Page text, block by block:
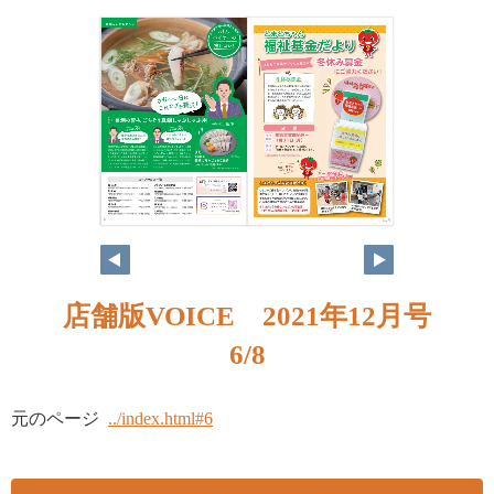
6 7
店舗版VOICE 2021年12月号
6/8
元のページ ../index.html#6